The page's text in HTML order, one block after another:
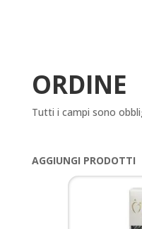
ORDINE
Tutti i campi sono
AGGIUNGI PRODOTTI